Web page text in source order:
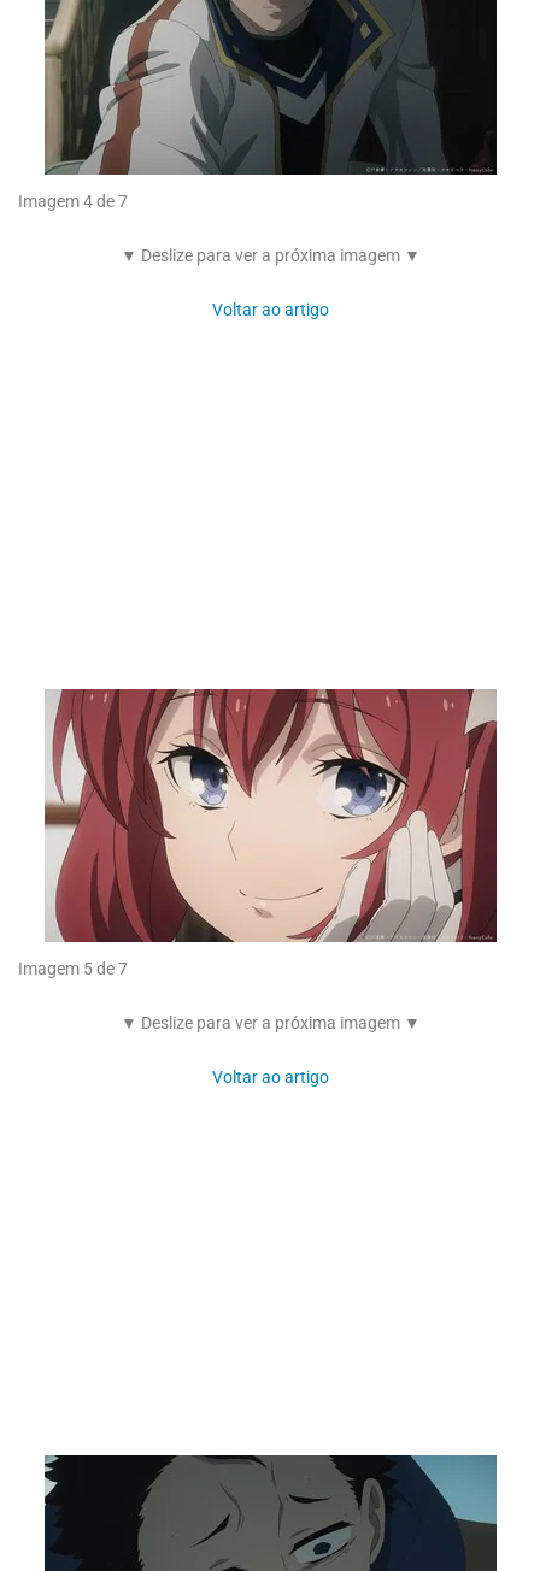
Imagem 4 de 7
▼ Deslize para ver a próxima imagem ▼
Voltar ao artigo
Imagem 5 de 7
▼ Deslize para ver a próxima imagem ▼
Voltar ao artigo